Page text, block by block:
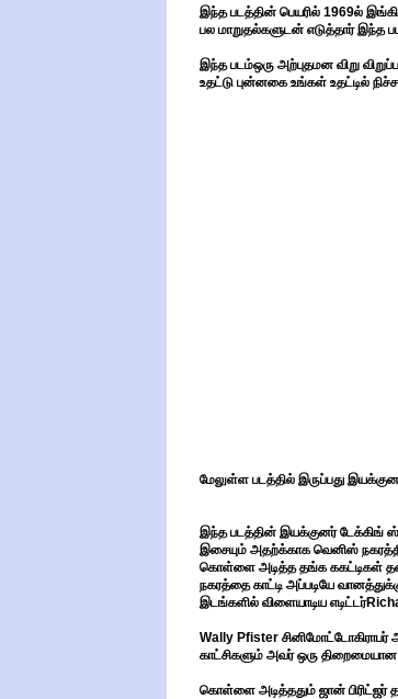
இந்த படத்தின் பெயரில் 1969ல்
பல மாறுதல்களுடன் எடுத்தார் இந்த
இந்த படம்ஒரு அற்புதமன விறு
உதட்டு புன்னகை உங்கள் உதட்டில்
மேலுள்ள படத்தில் இருப்பது
இந்த படத்தின் இயக்குனர் டேக்கிங்
இசையும் அதற்க்காக வெனிஸ்
கொள்ளை அடித்த தங்க ககட்டிகள்
நகரத்தை காட்டி அப்படியே
இடங்களில் விளையாடிய
Wally Pfister
காட்சிகளும் அவர் ஒரு
கொள்ளை அடித்ததும் ஜான்